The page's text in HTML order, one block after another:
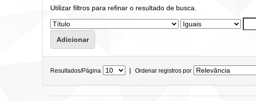
Utilizar filtros para refinar o resultado de busca.
Resultados/Página | Ordenar registros por